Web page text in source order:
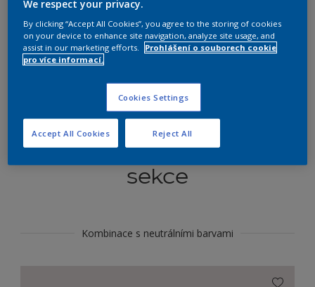
Najít výrobek v tomto odstínu
Koordinovat barevné
sekce
Kombinace s neutrálními barvami
We respect your privacy.
By clicking “Accept All Cookies”, you agree to the storing of cookies
on your device to enhance site navigation, analyze site usage, and
assist in our marketing efforts.
Prohlášení o souborech cookie
pro více informací.
Cookies Settings
Reject All
Accept All Cookies